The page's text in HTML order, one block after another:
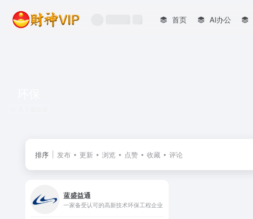
首页 AI办公
排序 发布 更新 浏览 点赞 收藏 评论
蓝盛益通
一家备受认可的高新技术环保工程企业